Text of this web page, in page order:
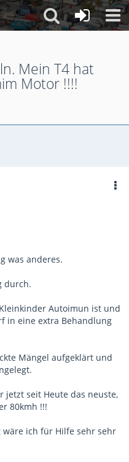
Mein T4 hat
Motor !!!!
was anderes.
durch.
Autoimun ist und
in eine extra Behandlung
Mängel aufgeklärt und
jetzt seit Heute das neuste,
80kmh !!!
ich für Hilfe sehr sehr